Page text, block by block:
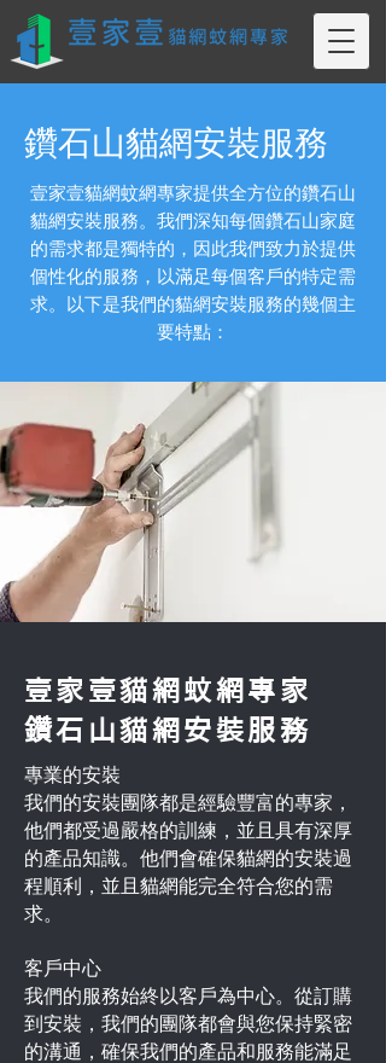
鑽石山貓網安裝服務
壹家壹貓網蚊網專家提供全方位的鑽石山
貓網安裝服務。我們深知每個鑽石山家庭
的需求都是獨特的，因此我們致力於提供
個性化的服務，以滿足每個客戶的特定需
求。以下是我們的貓網安裝服務的幾個主
要特點：
壹家壹貓網蚊網專家
鑽石山貓網安裝服務
專業的安裝
我們的安裝團隊都是經驗豐富的專家，
他們都受過嚴格的訓練，並且具有深厚
的產品知識。他們會確保貓網的安裝過
程順利，並且貓網能完全符合您的需
求。
客戶中心
我們的服務始終以客戶為中心。從訂購
到安裝，我們的團隊都會與您保持緊密
的溝通，確保我們的產品和服務能滿足